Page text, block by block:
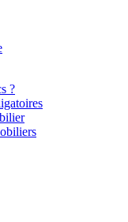
?